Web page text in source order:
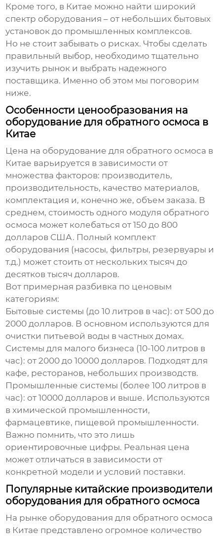
Кроме того, в Китае можно найти широкий
спектр оборудования – от небольших бытовых
установок до промышленных комплексов.
Но не стоит забывать о рисках. Чтобы сделать
правильный выбор, необходимо тщательно
изучить рынок и выбрать надежного
поставщика. Именно об этом мы поговорим
ниже.
Особенности ценообразования на
оборудование для обратного осмоса в
Китае
Цена на оборудование для обратного осмоса в
Китае варьируется в зависимости от
множества факторов: производитель,
производительность, качество материалов,
комплектация и, конечно же, объем заказа. В
среднем, стоимость одного модуля обратного
осмоса может колебаться от 150 до 800
долларов США. Полный комплект
оборудования (насосы, фильтры, резервуары и
т.д.) может стоить от нескольких тысяч до
десятков тысяч долларов.
Вот примерная разбивка по ценовым
категориям:
Бытовые системы (до 10 литров в час): от 500 до
2000 долларов. В основном используются для
очистки питьевой воды в частных домах.
Системы для малого бизнеса (10-100 литров в
час): от 2000 до 10000 долларов. Подходят для
кафе, ресторанов, небольших производств.
Промышленные системы (более 100 литров в
час): от 10000 долларов и выше. Используются
в химической промышленности,
фармацевтике, пищевой промышленности.
Важно помнить, что это лишь
ориентировочные цифры. Реальная цена
может отличаться в зависимости от
конкретной модели и условий поставки.
Популярные китайские производители
оборудования для обратного осмоса
На рынке оборудования для обратного осмоса
в Китае представлено огромное количество